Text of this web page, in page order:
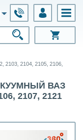
2103, 2104, 2105, 2106,
ВАЗ
2107, 2121